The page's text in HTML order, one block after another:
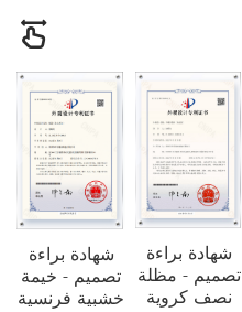
شهادة براءة
تصميم - خيمة
خشبية فرنسية
شهادة براءة
تصميم - مظلة
نصف كروية